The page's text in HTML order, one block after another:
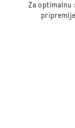
Za optimalnu